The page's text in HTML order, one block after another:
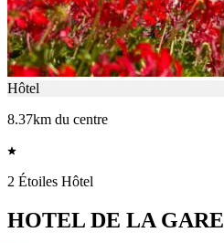
Hôtel
8.37km du centre
2 Étoiles Hôtel
HOTEL DE LA GARE